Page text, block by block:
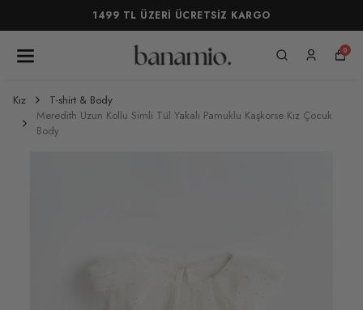
1499 TL ÜZERİ ÜCRETSİZ KARGO
0
Kız
T-shirt & Body
Meredith Uzun Kollu Simli Tül Yakalı Pamuklu Kaşkorse Kız Çocuk
Body